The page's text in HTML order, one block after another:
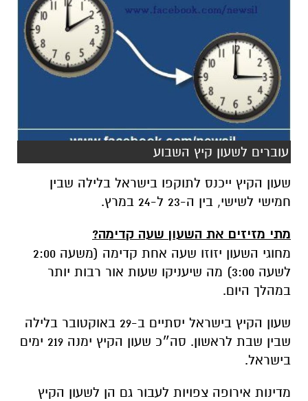
עוברים לשעון קיץ השבוע
שעון הקיץ ייכנס לתוקפו בישראל בלילה שבין
חמישי לשישי, בין ה-23 ל-24 במרץ.
מתי מזיזים את השעון שעה קדימה?
מחוגי השעון יזוזו שעה אחת קדימה (משעה 2:00
לשעה 3:00) מה שיעניקו שעות אור רבות יותר
במהלך היום.
שעון הקיץ בישראל יסתיים ב-29 באוקטובר בלילה
שבין שבת לראשון. סה״כ שעון הקיץ ימנה 219 ימים
בישראל.
מדינות אירופה צפויות לעבור גם הן לשעון הקיץ